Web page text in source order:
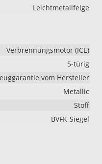
Leichtmetallfelge
Verbrennungsmotor (ICE)
5-türig
vom Hersteller
Metallic
Stoff
BVFK-Siegel